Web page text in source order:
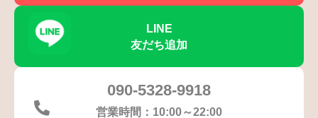
LINE
友だち追加
090-5328-9918
営業時間：10:00～22:00